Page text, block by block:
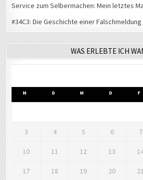
Service zum Selbermachen: Mein letztes
#34C3: Die Geschichte einer Falschmeldung
WAS ERLEBTE ICH
M D M D F
3 4 5 6 7
10 11 12 13
17 18 19 20 21